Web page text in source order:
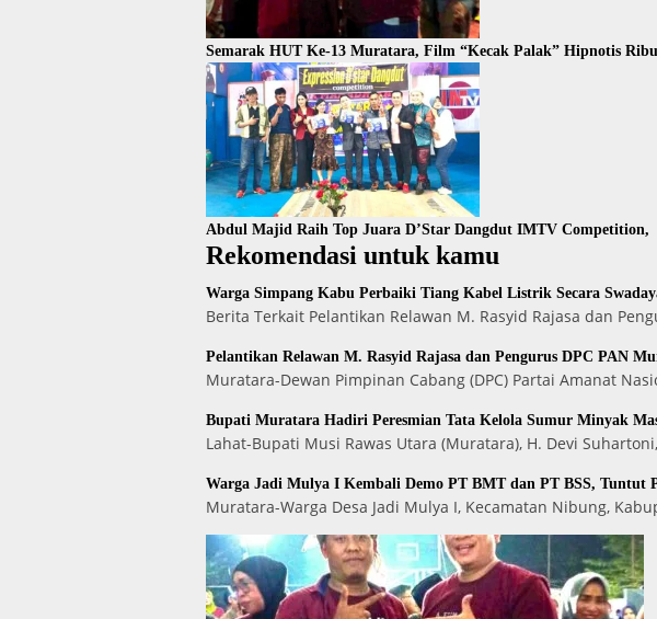
Semarak HUT Ke-13 Muratara, Film “Kecak Palak” Hipnotis
Abdul Majid Raih Top Juara D’Star Dangdut IMTV Competition,
Rekomendasi untuk kamu
Warga Simpang Kabu Perbaiki Tiang Kabel Listrik Secara
Berita Terkait Pelantikan Relawan M. Rasyid Rajasa dan
Pelantikan Relawan M. Rasyid Rajasa dan Pengurus DPC PAN
Muratara-Dewan Pimpinan Cabang (DPC) Partai Amanat
Bupati Muratara Hadiri Peresmian Tata Kelola Sumur Minyak
Lahat-Bupati Musi Rawas Utara (Muratara), H. Devi
Warga Jadi Mulya I Kembali Demo PT BMT dan PT BSS, Tuntut
Muratara-Warga Desa Jadi Mulya I, Kecamatan Nibung,